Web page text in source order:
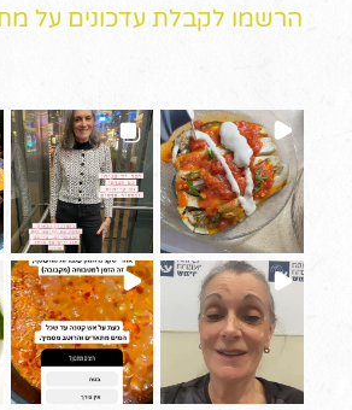
הרשמו לקבלת עדכונים על